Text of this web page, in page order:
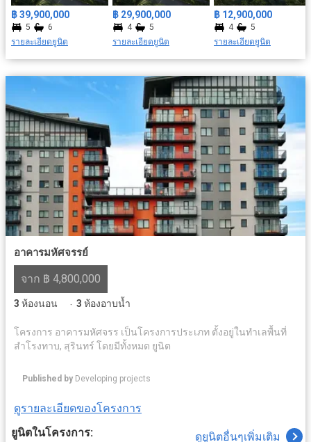
฿ 39,900,000
5
6
รายละเอียดยูนิต
฿ 29,900,000
4
5
รายละเอียดยูนิต
฿ 12,900,000
4
5
รายละเอียดยูนิต
อาคารมหัศจรรย์
จาก ฿ 4,800,000
3 ห้องนอน · 3 ห้องอาบน้ำ
โครงการ อาคารมหัศจรร เป็นโครงการประเภท ตั้งอยู่ในทำเลพื้นที่
สำโรงทาบ, สุรินทร์ โดยมีทั้งหมด ยูนิต
Published by Developing projects
ดูรายละเอียดของโครงการ
ยูนิตในโครงการ:
ดูยูนิตอื่นๆเพิ่มเติม